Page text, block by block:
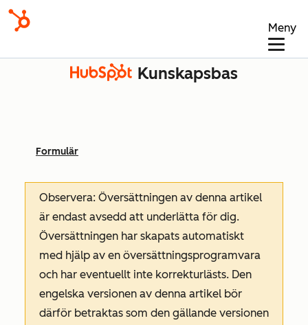
Meny
Kunskapsbas
Formulär
Observera: Översättningen av denna artikel
är endast avsedd att underlätta för dig.
Översättningen har skapats automatiskt
med hjälp av en översättningsprogramvara
och har eventuellt inte korrekturlästs. Den
engelska versionen av denna artikel bör
därför betraktas som den gällande versionen